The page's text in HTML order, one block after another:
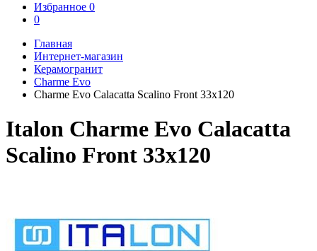
Избранное 0
0
Главная
Интернет-магазин
Керамогранит
Charme Evo
Charme Evo Calacatta Scalino Front 33x120
Italon Charme Evo Calacatta
Scalino Front 33x120